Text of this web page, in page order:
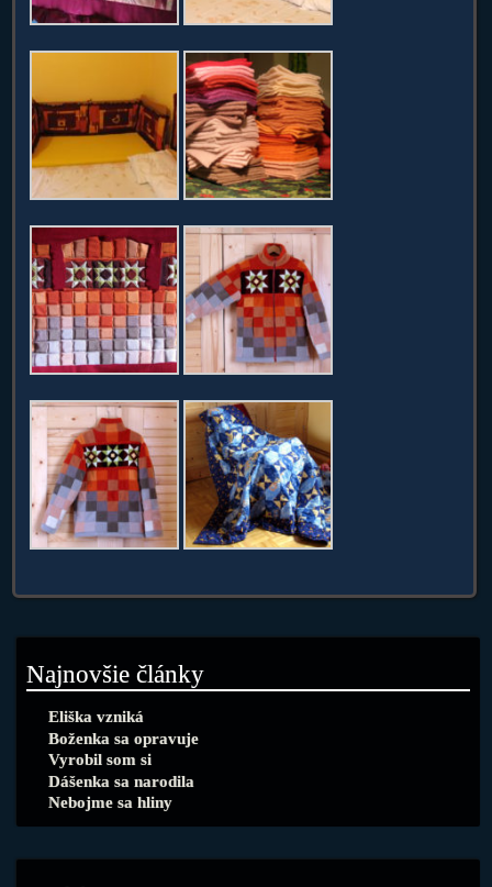
Najnovšie články
Eliška vzniká
Boženka sa opravuje
Vyrobil som si
Dášenka sa narodila
Nebojme sa hliny